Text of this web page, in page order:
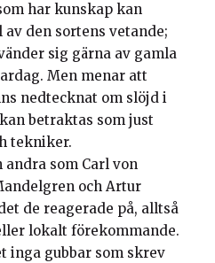
har kunskap kan
den sortens vetande;
sig gärna av gamla
Men menar att
nedtecknat om slöjd i
betraktas som just
tekniker.
som Carl von
och Artur
de reagerade på, alltså
lokalt förekommande.
inga gubbar som skrev